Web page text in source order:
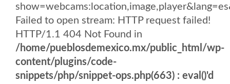
Failed to open stream: HTTP request failed!
HTTP/1.1 404 Not Found in
/home/pueblosdemexico.mx/public_html/wp-
content/plugins/code-
snippets/php/snippet-ops.php(663) : eval()'d